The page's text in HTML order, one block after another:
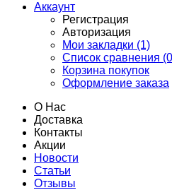
Аккаунт
Регистрация
Авторизация
Мои закладки (1)
Список сравнения
Корзина покупок
Оформление заказа
О Нас
Доставка
Контакты
Акции
Новости
Статьи
Отзывы